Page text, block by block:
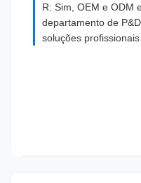
R: Sim, OEM e ODM
departamento de
soluções profissionais